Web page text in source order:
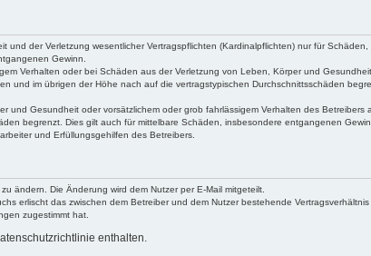
der Verletzung wesentlicher Vertragspflichten (Kardinalpflichten) nur für
Gewinn.
Verhalten oder bei Schäden aus der Verletzung von Leben, Körper und
und im übrigen der Höhe nach auf die vertragstypischen Durchschnittsschäden
Gesundheit oder vorsätzlichem oder grob fahrlässigem Verhalten des Betreibers
begrenzt. Dies gilt auch für mittelbare Schäden, insbesondere entgangenen
und Erfüllungsgehilfen des Betreibers.
ändern. Die Änderung wird dem Nutzer per E-Mail mitgeteilt.
erlischt das zwischen dem Betreiber und dem Nutzer bestehende Vertragsverhältnis
zugestimmt hat.
enthalten.